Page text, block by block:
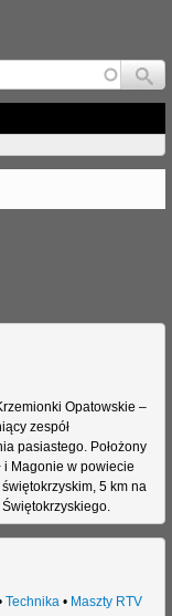
Opatowskie –
zespół
pasiastego. Położony
i Magonie w powiecie
5 km na
Technika • Maszty RTV